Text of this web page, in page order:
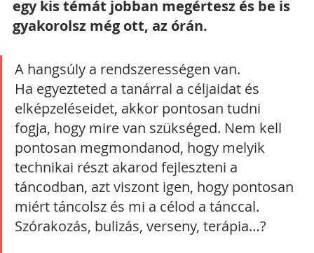
egy kis témát jobban megértesz és be is
gyakorolsz még ott, az órán.
A hangsúly a rendszerességen van.
Ha egyezteted a tanárral a céljaidat és
elképzeléseidet, akkor pontosan tudni
fogja, hogy mire van szükséged. Nem kell
pontosan megmondanod, hogy melyik
technikai részt akarod fejleszteni a
táncodban, azt viszont igen, hogy pontosan
miért táncolsz és mi a célod a tánccal.
Szórakozás, bulizás, verseny, terápia…?